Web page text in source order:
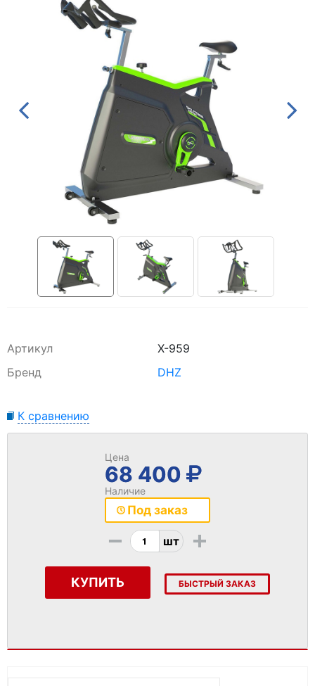
Артикул
X-959
Бренд
DHZ
К сравнению
Цена
68 400
Наличие
Под заказ
- шт +
КУПИТЬ БЫСТРЫЙ ЗАКАЗ